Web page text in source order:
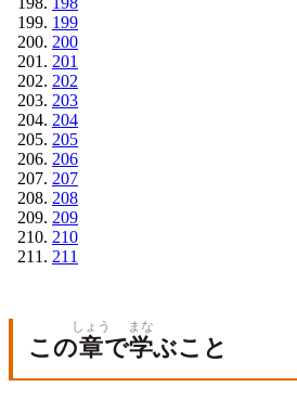
199
200
201
202
203
204
205
206
207
208
209
210
211
この章
しょう
で学
まな
ぶこと